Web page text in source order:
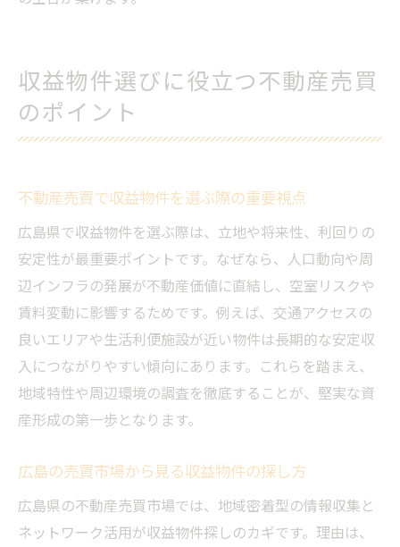
ツ
市場分析で見抜く広島の投資物件選び
握術
ト
売買データから見る市場動向と投資判断
これからの資産形成に役立つ広島県の不動産投
資戦略
不動産売買を活かした資産形成の基本戦略
広島県の物件選びで資産運用を効率化する
方法
点
不動産売買経験を生かした投資戦略の立案
例
収益物件選びに役立つ不動産売買
のポイント
不動産売買で収益物件を選ぶ際の重要視点
広島県で収益物件を選ぶ際は、立地や将来性、利回りの
安定性が最重要ポイントです。なぜなら、人口動向や周
辺インフラの発展が不動産価値に直結し、空室リスクや
賃料変動に影響するためです。例えば、交通アクセスの
良いエリアや生活利便施設が近い物件は長期的な安定収
入につながりやすい傾向にあります。これらを踏まえ、
地域特性や周辺環境の調査を徹底することが、堅実な資
産形成の第一歩となります。
広島の売買市場から見る収益物件の探し方
広島県の不動産売買市場では、地域密着型の情報収集と
ネットワーク活用が収益物件探しのカギです。理由は、